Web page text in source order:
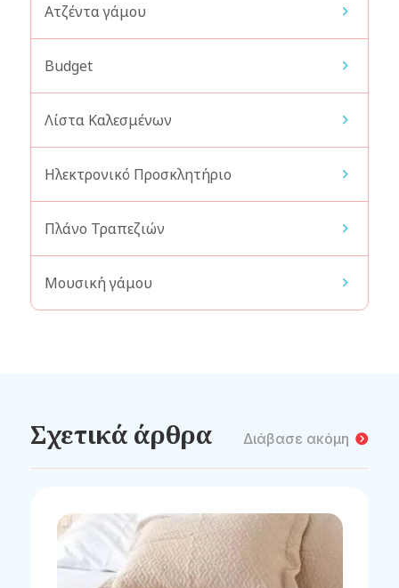
Ατζέντα γάμου
Budget
Λίστα Καλεσμένων
Ηλεκτρονικό Προσκλητήριο
Πλάνο Τραπεζιών
Μουσική γάμου
Σχετικά άρθρα Διάβασε ακόμη